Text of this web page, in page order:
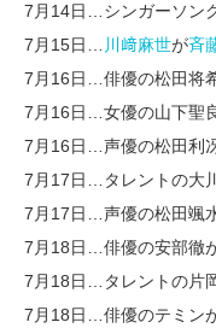
7月14日…シンガーソン
7月15日… 川﨑麻世が斉
7月16日…俳優の松田将
7月16日…女優の山下聖
7月16日…声優の松田利
7月17日…タレントの大
7月17日…声優の松田颯
7月18日…俳優の安部徹
7月18日…タレントの片
7月18日…俳優のテミン